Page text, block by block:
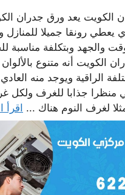
الكويت يعد ورق جدران
يعطي رونقا جميلا للمنازل
والجهد وبتكلفة مناسبة
الكويت أنه متنوع بالألوان
الراقية ويوجد منه العادي
منظرا جذابا للغرف ولكل
لغرف النوم هناك ... اقرأ